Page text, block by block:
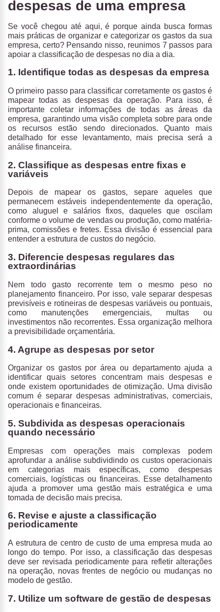
despesas de uma empresa
Se você chegou até aqui, é porque ainda busca formas
mais práticas de organizar e categorizar os gastos da sua
empresa, certo? Pensando nisso, reunimos 7 passos para
apoiar a classificação de despesas no dia a dia.
1. Identifique todas as despesas da empresa
O primeiro passo para classificar corretamente os gastos é
mapear todas as despesas da operação. Para isso, é
importante coletar informações de todas as áreas da
empresa, garantindo uma visão completa sobre para onde
os recursos estão sendo direcionados. Quanto mais
detalhado for esse levantamento, mais precisa será a
análise financeira.
2. Classifique as despesas entre fixas e
variáveis
Depois de mapear os gastos, separe aqueles que
permanecem estáveis independentemente da operação,
como aluguel e salários fixos, daqueles que oscilam
conforme o volume de vendas ou produção, como matéria-
prima, comissões e fretes. Essa divisão é essencial para
entender a estrutura de custos do negócio.
3. Diferencie despesas regulares das
extraordinárias
Nem todo gasto recorrente tem o mesmo peso no
planejamento financeiro. Por isso, valeseparar despesas
previsíveis e rotineiras de despesas variáveis ou pontuais,
como manutenções emergenciais, multas ou
investimentos não recorrentes. Essa organização melhora
a previsibilidade orçamentária.
4. Agrupe as despesas por setor
Organizar os gastos por área ou departamento ajuda a
identificar quais setores concentram mais despesas e
onde existem oportunidades de otimização. Uma divisão
comum é separar despesas administrativas, comerciais,
operacionais e financeiras.
5. Subdivida as despesas operacionais
quando necessário
Empresas com operações mais complexas podem
aprofundar a análise subdividindo os custos operacionais
em categorias mais específicas, como despesas
comerciais, logísticas ou financeiras. Esse detalhamento
ajuda a promover uma gestão mais estratégica e uma
tomada de decisão mais precisa.
6. Revise e ajuste a classificação
periodicamente
A estrutura de centro de custo de uma empresa muda ao
longo do tempo. Por isso, a classificação das despesas
deve ser revisada periodicamente para refletir alterações
na operação, novas frentes de negócio ou mudanças no
modelo de gestão.
7. Utilize um software de gestão de despesas